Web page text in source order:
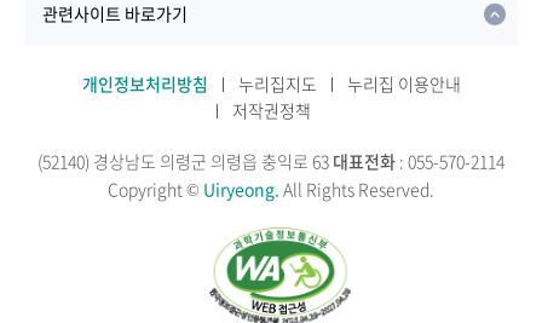
관련사이트 바로가기
개인정보처리방침 누리집지도
누리집 이용안내
저작권정책
(52140) 경상남도 의령군 의령읍 충익로 63 대표전화 : 055-570-2114
Copyright © Uiryeong. All Rights Reserved.